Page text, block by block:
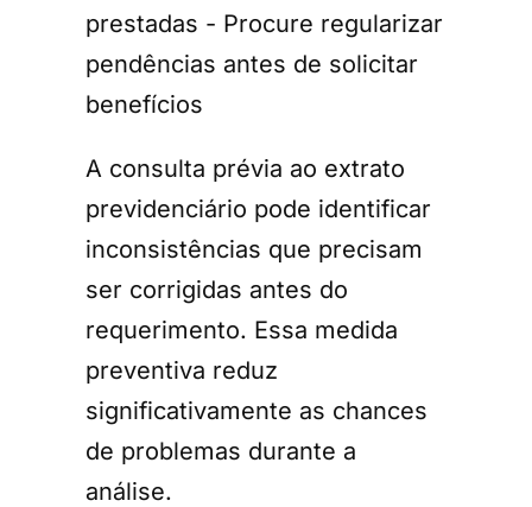
prestadas - Procure regularizar
pendências antes de solicitar
benefícios
A consulta prévia ao extrato
previdenciário pode identificar
inconsistências que precisam
ser corrigidas antes do
requerimento. Essa medida
preventiva reduz
significativamente as chances
de problemas durante a
análise.